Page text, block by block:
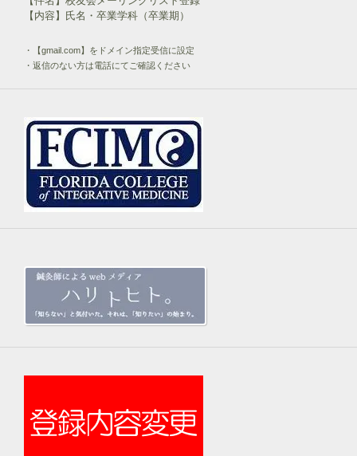
【内容】氏名・卒業学科（卒業期）
・【gmail.com】をドメイン指定受信に設定
・返信のない方は電話にてご確認ください